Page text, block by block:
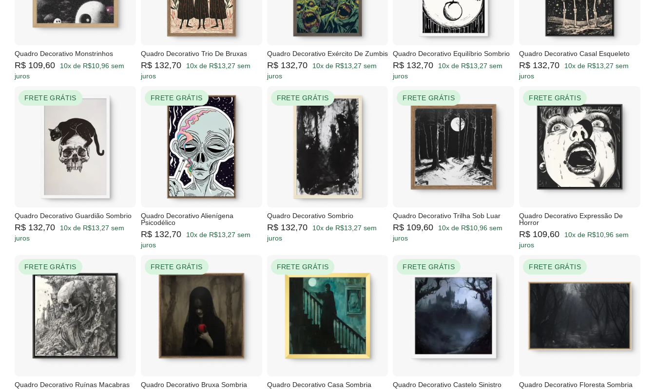
Quadro Decorativo Monstrinhos
R$ 109,60
10x de R$10,96 sem
juros
Quadro Decorativo Trio De Bruxas
R$ 132,70
10x de R$13,27 sem
juros
Quadro Decorativo Exército De Zumbis
R$ 132,70
10x de R$13,27 sem
juros
Quadro Decorativo Equilíbrio Sombrio
R$ 132,70
10x de R$13,27 sem
juros
Quadro Decorativo Casal Esqueleto
R$ 132,70
10x de R$13,27 sem
juros
FRETE GRÁTIS
Quadro Decorativo Guardião Sombrio
R$ 132,70
10x de R$13,27 sem
juros
FRETE GRÁTIS
Quadro Decorativo Alienígena
Psicodélico
R$ 132,70
10x de R$13,27 sem
juros
FRETE GRÁTIS
Quadro Decorativo Sombrio
R$ 132,70
10x de R$13,27 sem
juros
FRETE GRÁTIS
Quadro Decorativo Trilha Sob Luar
R$ 109,60
10x de R$10,96 sem
juros
FRETE GRÁTIS
Quadro Decorativo Expressão De
Horror
R$ 109,60
10x de R$10,96 sem
juros
FRETE GRÁTIS
Quadro Decorativo Ruínas Macabras
FRETE GRÁTIS
Quadro Decorativo Bruxa Sombria
FRETE GRÁTIS
Quadro Decorativo Casa Sombria
FRETE GRÁTIS
Quadro Decorativo Castelo Sinistro
FRETE GRÁTIS
Quadro Decorativo Floresta Sombria